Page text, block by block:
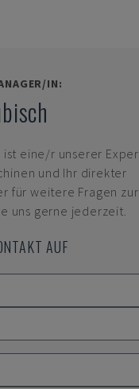
IN:
ist eine/r unserer
und Ihr direkter
für weitere Fragen zur
uns gerne jederzeit.
AUF